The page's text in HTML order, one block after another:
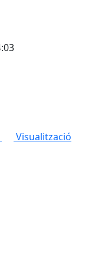
Visualització